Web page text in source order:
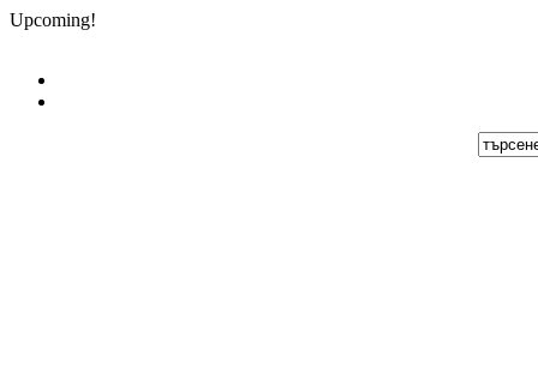
Upcoming!